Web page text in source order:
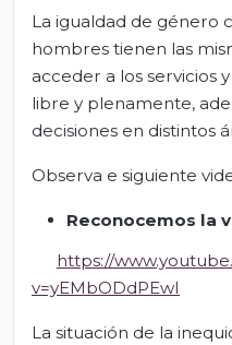
La igualdad de género
hombres tienen las
acceder a los servicios
libre y plenamente,
decisiones en distintos
Observa e siguiente
Reconocemos la
https://
v=yEMbODdPEwI
La situación de la